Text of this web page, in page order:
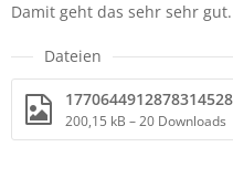
Damit geht das sehr sehr gut.
Dateien
200,15 kB – 20 Downloads